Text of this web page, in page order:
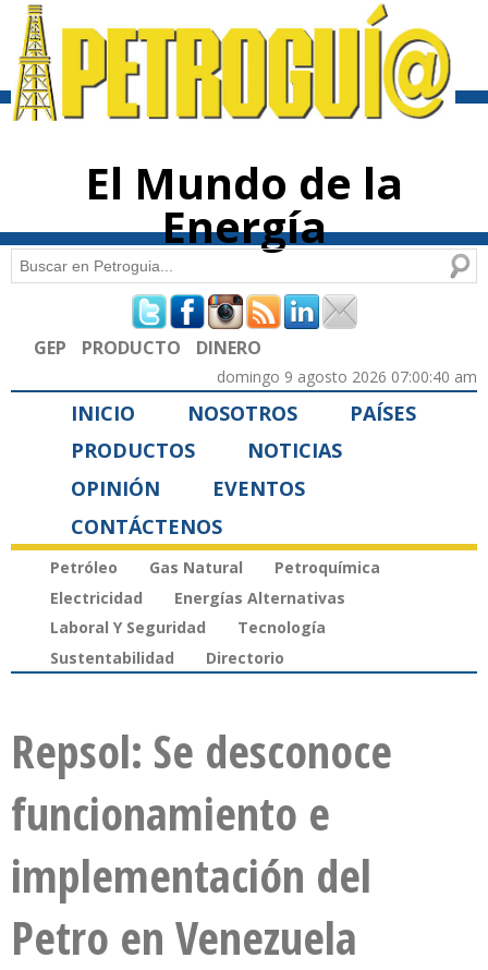
contenido
El Mundo de la
Energía
Formulario de búsqueda
Buscar
GEP PRODUCTO DINERO
domingo 9 agosto 2026 07:00:40 am
INICIO NOSOTROS
PAÍSES
PRODUCTOS
NOTICIAS
OPINIÓN
EVENTOS
CONTÁCTENOS
Petróleo Gas Natural
Petroquímica
Electricidad
Energías Alternativas
Laboral Y Seguridad
Tecnología
Sustentabilidad
Directorio
Repsol: Se desconoce
funcionamiento e
implementación del
Petro en Venezuela